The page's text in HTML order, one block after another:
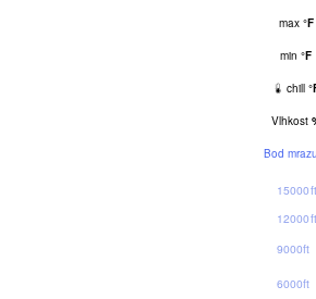
max °F
min °F
chill °
Vlhkost
Bod mrazu
6000ft
9000ft
12000ft
15000ft